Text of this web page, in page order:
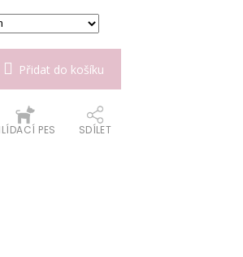
Přidat do košíku
PES SDÍLET